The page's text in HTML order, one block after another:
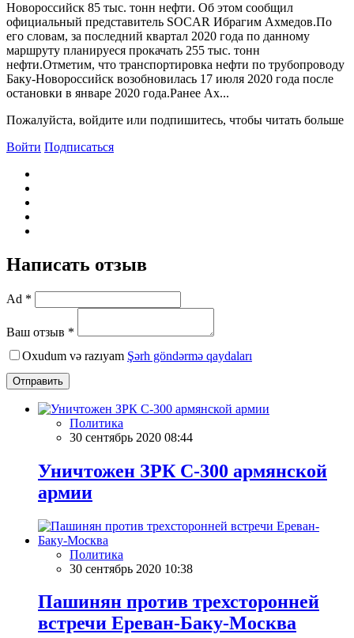
Новороссийск 85 тыс. тонн нефти. Об этом сообщил
официальный представитель SOCAR Ибрагим Ахмедов.По
его словам, за последний квартал 2020 года по данному
маршруту планируеся прокачать 255 тыс. тонн
нефти.Отметим, что транспортировка нефти по трубопроводу
Баку-Новороссийск возобновилась 17 июля 2020 года после
остановки в январе 2020 года.Ранее Ах...
Пожалуйста, войдите или подпишитесь, чтобы читать больше
Войти Подписаться
Написать отзыв
Ad *
Ваш отзыв *
Oxudum və razıyam Şərh göndərmə qaydaları
Отправить
Политика
30 сентябрь 2020 08:44
Уничтожен ЗРК С-300 армянской
армии
Политика
30 сентябрь 2020 10:38
Пашинян против трехсторонней
встречи Ереван-Баку-Москва